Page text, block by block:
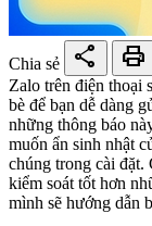
Chia sẻ share print
Zalo trên điện thoại
bè để bạn dễ dàng
những thông báo
muốn ẩn sinh nhật
chúng trong cài đặt.
kiểm soát tốt hơn
mình sẽ hướng dẫn